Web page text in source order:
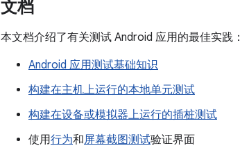
文档
本文档介绍了有关测试 Android 应用的最佳实践：
Android 应用测试基础知识
构建在主机上运行的本地单元测试
构建在设备或模拟器上运行的插桩测试
使用行为和屏幕截图测试验证界面